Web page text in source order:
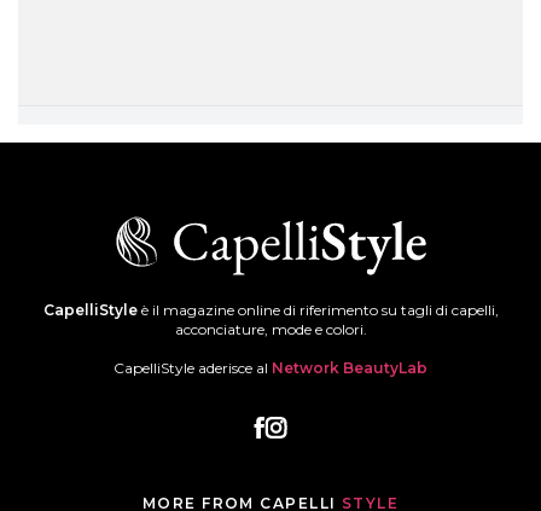
CapelliStyleè il magazine online di riferimento su tagli di capelli,
acconciature, mode e colori.
CapelliStyle aderisce al Network BeautyLab
MORE FROM CAPELLI STYLE